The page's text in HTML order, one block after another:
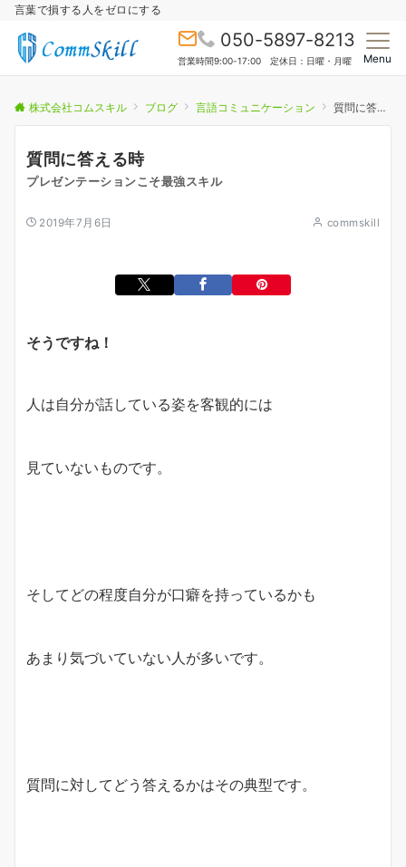
言葉で損する人をゼロにする
050-5897-8213
営業時間9:00-17:00 定休日：日曜・月曜 Menu
株式会社コムスキル ブログ 言語コミュニケーション 質問に答える時
質問に答える時
プレゼンテーションこそ最強スキル
2019年7月6日 commskill
そうですね！
人は自分が話している姿を客観的には
見ていないものです。
そしてどの程度自分が口癖を持っているかも
あまり気づいていない人が多いです。
質問に対してどう答えるかはその典型です。